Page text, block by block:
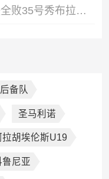
🏀夏联-雷霆不敌掘金夏联全败35号秀布拉齐尔32+6马拉14+7+6
备队
圣马利诺
拉胡埃伦斯U19
鲁尼亚